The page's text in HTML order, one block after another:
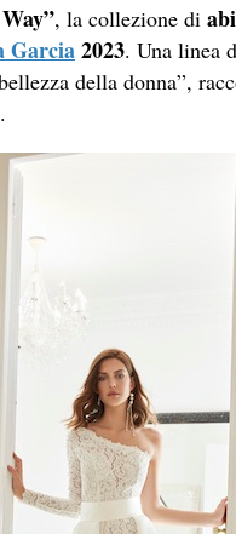
, la collezione di
Garcia2023. Una linea
della donna”,